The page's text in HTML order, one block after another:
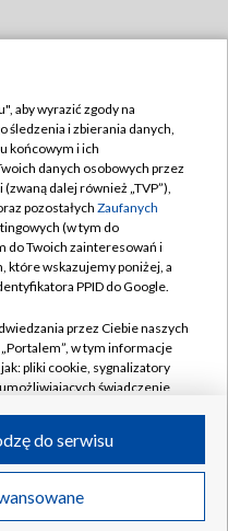
TVP
S.A. w likwidacji
aby wyrazić zgody na
śledzenia i zbierania danych,
końcowym i ich
danych osobowych przez
dalej również „TVP”),
pozostałych Zaufanych
(w tym do
do Twoich zainteresowań i
które wskazujemy poniżej, a
PPID do Google.
przez Ciebie naszych
w tym informacje
pliki cookie, sygnalizatory
świadczenie
przez Ciebie
jak adresy IP, identyfikatory
do serwisu